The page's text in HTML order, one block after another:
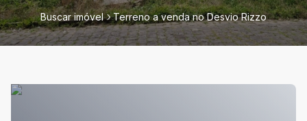
Buscar imóvel Terreno a venda no Desvio Rizzo